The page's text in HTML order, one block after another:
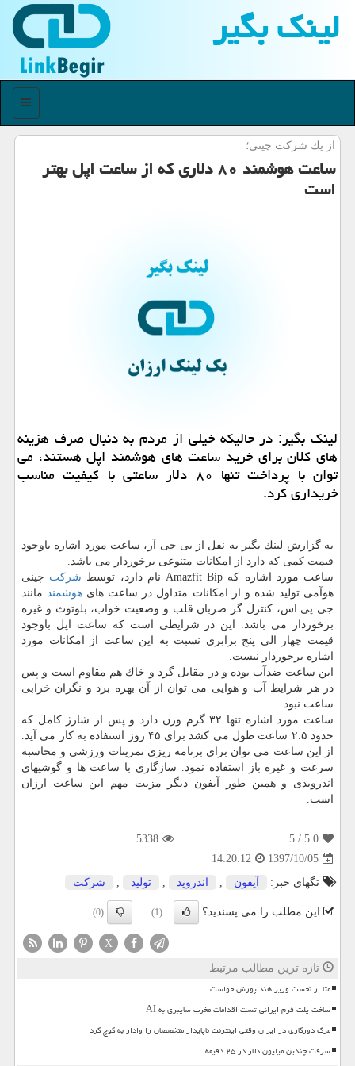
لینك بگیر
منو
از یك شركت چینی؛
ساعت هوشمند ۸۰ دلاری كه از ساعت اپل بهتر
است
لینك بگیر: در حالیكه خیلی از مردم به دنبال صرف هزینه
های كلان برای خرید ساعت های هوشمند اپل هستند، می
توان با پرداخت تنها ۸۰ دلار ساعتی با كیفیت مناسب
خریداری كرد.
به گزارش لینك بگیر به نقل از بی جی آر، ساعت مورد اشاره باوجود
قیمت كمی كه دارد از امكانات متنوعی برخوردار می باشد.
ساعت مورد اشاره كه Amazfit Bip نام دارد، توسط
شركت چینی
هوآمی تولید شده و از امكانات متداول در ساعت های هوشمند مانند
جی پی اس، كنترل گر ضربان قلب و وضعیت خواب، بلوتوث و غیره
برخوردار می باشد. این در شرایطی است كه ساعت اپل باوجود
قیمت چهار الی پنج برابری نسبت به این ساعت از امكانات مورد
اشاره برخوردار نیست.
این ساعت ضدآب بوده و در مقابل گرد و خاك هم مقاوم است و پس
در هر شرایط آب و هوایی می توان از آن بهره برد و نگران خرابی
ساعت نبود.
ساعت مورد اشاره تنها ۳۲ گرم وزن دارد و پس از شارژ كامل كه
حدود ۲.۵ ساعت طول می كشد برای ۴۵ روز استفاده به كار می آید.
از این ساعت می توان برای برنامه ریزی تمرینات ورزشی و محاسبه
سرعت و غیره باز استفاده نمود. سازگاری با ساعت ها و گوشیهای
اندرویدی و همین طور آیفون دیگر مزیت مهم این ساعت ارزان
است.
5.0
/ 5
5338
1397/10/05
14:20:12
تگهای خبر:
آیفون , اندروید , تولید , شركت
این مطلب را می پسندید؟ (1)
(0)
X
تازه ترین مطالب مرتبط
متا از نخست وزیر هند پوزش خواست
ساخت پلت فرم ایرانی تست اقدامات مخرب سایبری به AI
مرگ دورکاری در ایران وقتی اینترنت ناپایدار متخصصان را وادار به کوچ کرد
سرقت چندین میلیون دلار در ۲۵ دقیقه